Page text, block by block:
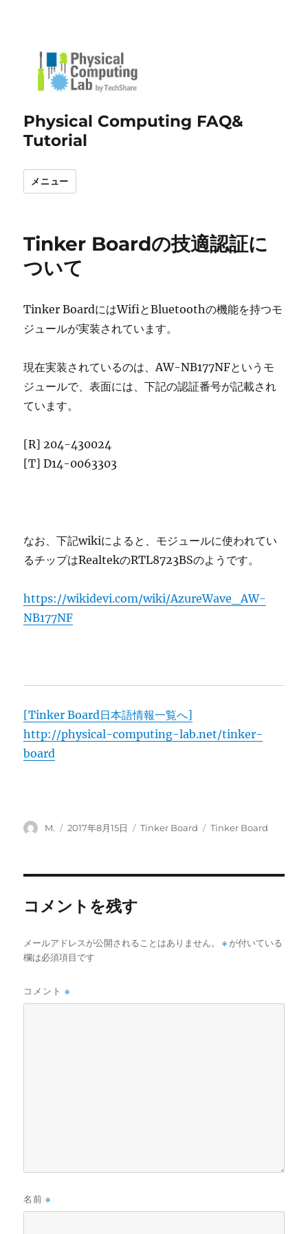
Physical Computing FAQ&
Tutorial
メニュー
Tinker Boardの技適認証に
ついて
Tinker BoardにはWifiとBluetoothの機能を持つモ
ジュールが実装されています。
現在実装されているのは、AW-NB177NFというモ
ジュールで、表面には、下記の認証番号が記載され
ています。
[R] 204-430024
[T] D14-0063303
なお、下記wikiによると、モジュールに使われてい
るチップはRealtekのRTL8723BSのようです。
https://wikidevi.com/wiki/AzureWave_AW-
NB177NF
[Tinker Board日本語情報一覧へ]
http://physical-computing-lab.net/tinker-
board
投
M.
投
2017年8月15日
カ
Tinker Board
タ
Tinker Board
コメントを残す
メールアドレスが公開されることはありません。 ※ が付いている
欄は必須項目です
コメント※
名前※